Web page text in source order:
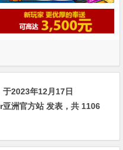
于2023年12月17日
洲官方站 发表，共 1106